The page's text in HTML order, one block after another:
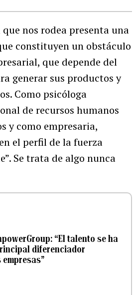
nos rodea presenta una
constituyen un obstáculo
que depende del
generar sus productos y
Como psicóloga
de recursos humanos
y como empresaria,
el perfil de la fuerza
Se trata de algo nunca
“El talento se ha
diferenciador